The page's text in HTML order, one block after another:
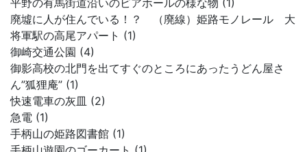
平野の有馬街道沿いのビアホールの様な物 (1)
廃墟に人が住んでいる！？ （廃線）姫路モノレール 大
将軍駅の高尾アパート (1)
御崎交通公園 (4)
御影高校の北門を出てすぐのところにあったうどん屋さ
ん”狐狸庵” (1)
快速電車の灰皿 (2)
急電 (1)
手柄山の姫路図書館 (1)